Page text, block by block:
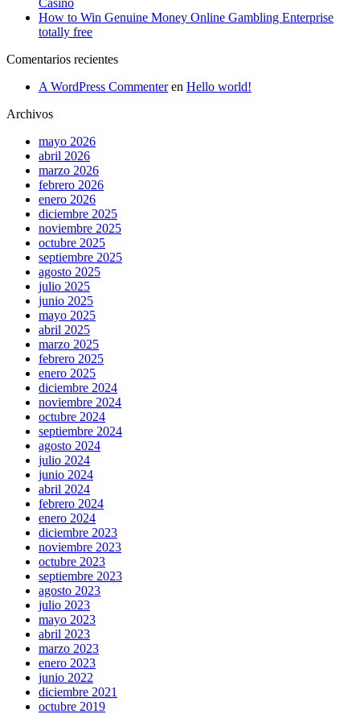
Casino
How to Win Genuine Money Online Gambling Enterprise
totally free
Comentarios recientes
A WordPress Commenteren Hello world!
Archivos
mayo 2026
abril 2026
marzo 2026
febrero 2026
enero 2026
diciembre 2025
noviembre 2025
octubre 2025
septiembre 2025
agosto 2025
julio 2025
junio 2025
mayo 2025
abril 2025
marzo 2025
febrero 2025
enero 2025
diciembre 2024
noviembre 2024
octubre 2024
septiembre 2024
agosto 2024
julio 2024
junio 2024
abril 2024
febrero 2024
enero 2024
diciembre 2023
noviembre 2023
octubre 2023
septiembre 2023
agosto 2023
julio 2023
mayo 2023
abril 2023
marzo 2023
enero 2023
junio 2022
diciembre 2021
octubre 2019